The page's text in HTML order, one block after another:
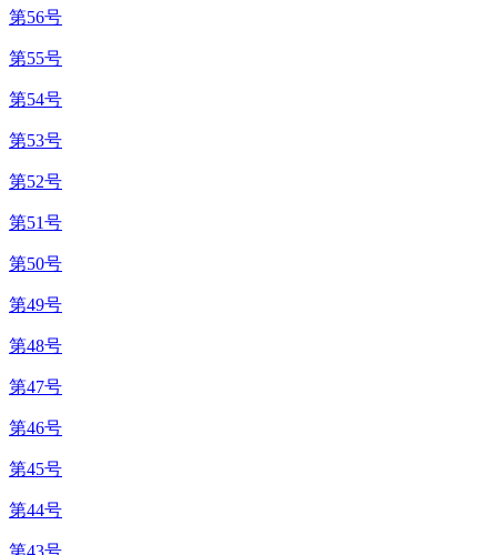
第56号
第55号
第54号
第53号
第52号
第51号
第50号
第49号
第48号
第47号
第46号
第45号
第44号
第43号